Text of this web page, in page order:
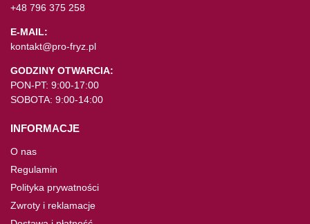
+48 796 375 258
E-MAIL:
kontakt@pro-fryz.pl
GODZINY OTWARCIA:
PON-PT: 9:00-17:00
SOBOTA: 9:00-14:00
INFORMACJE
O nas
Regulamin
Polityka prywatności
Zwroty i reklamacje